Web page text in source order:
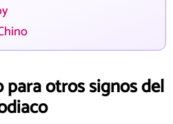
otros signos del